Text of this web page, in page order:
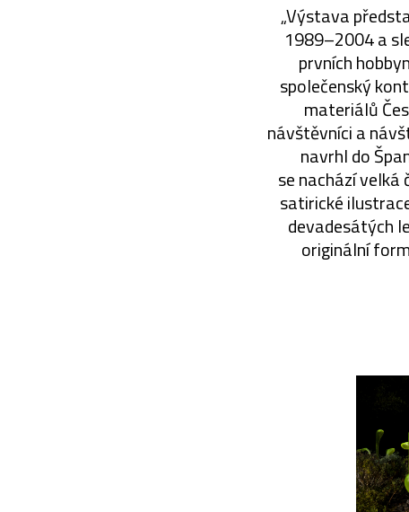
„Výstava
1989–2004 a
prvních
společenský
materiálů
návštěvníci a
navrhl do
se nachází velká
satirické
devadesátých
originální